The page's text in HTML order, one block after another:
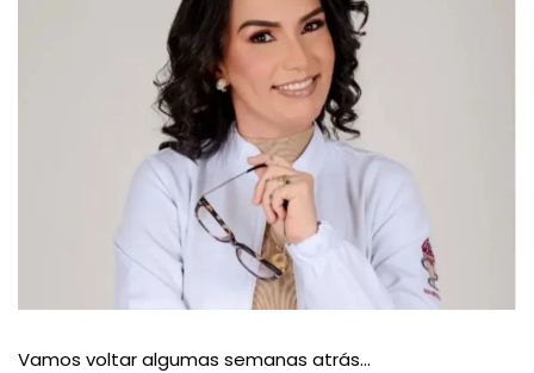
Vamos voltar algumas semanas atrás…